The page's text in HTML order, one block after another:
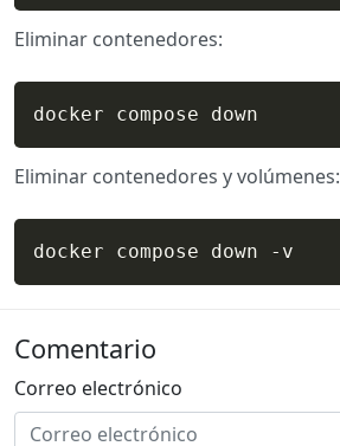
Eliminar contenedores:
docker compose down
Eliminar contenedores y volúmenes:
docker compose down -v
Comentario
Correo electrónico